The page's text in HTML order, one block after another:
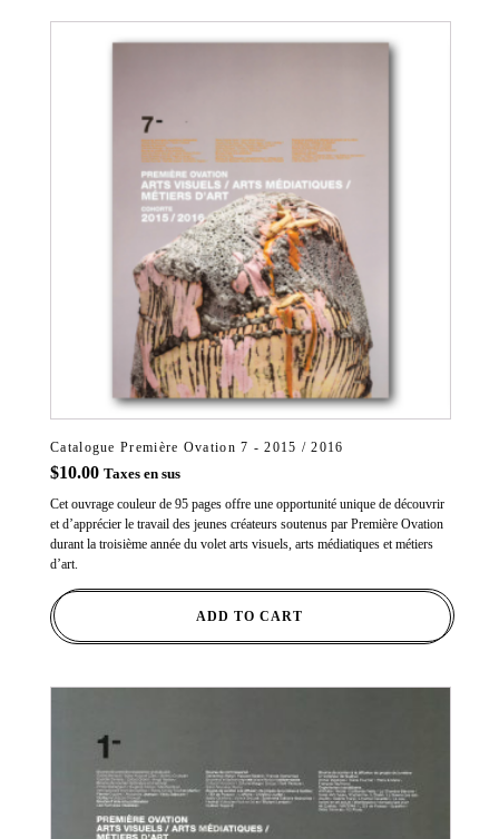
Catalogue Première Ovation 7 - 2015 / 2016
$10.00 Taxes en sus
Cet ouvrage couleur de 95 pages offre une opportunité unique de découvrir
et d’apprécier le travail des jeunes créateurs soutenus par Première Ovation
durant la troisième année du volet arts visuels, arts médiatiques et métiers
d’art.
ADD TO CART